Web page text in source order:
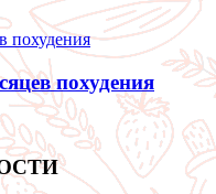
похудения